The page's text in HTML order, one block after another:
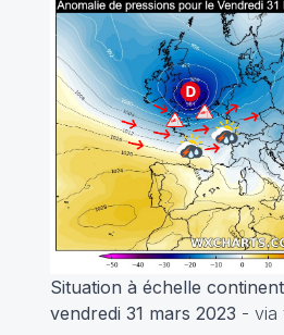
Situation à échelle
vendredi 31 mars 2023 - via